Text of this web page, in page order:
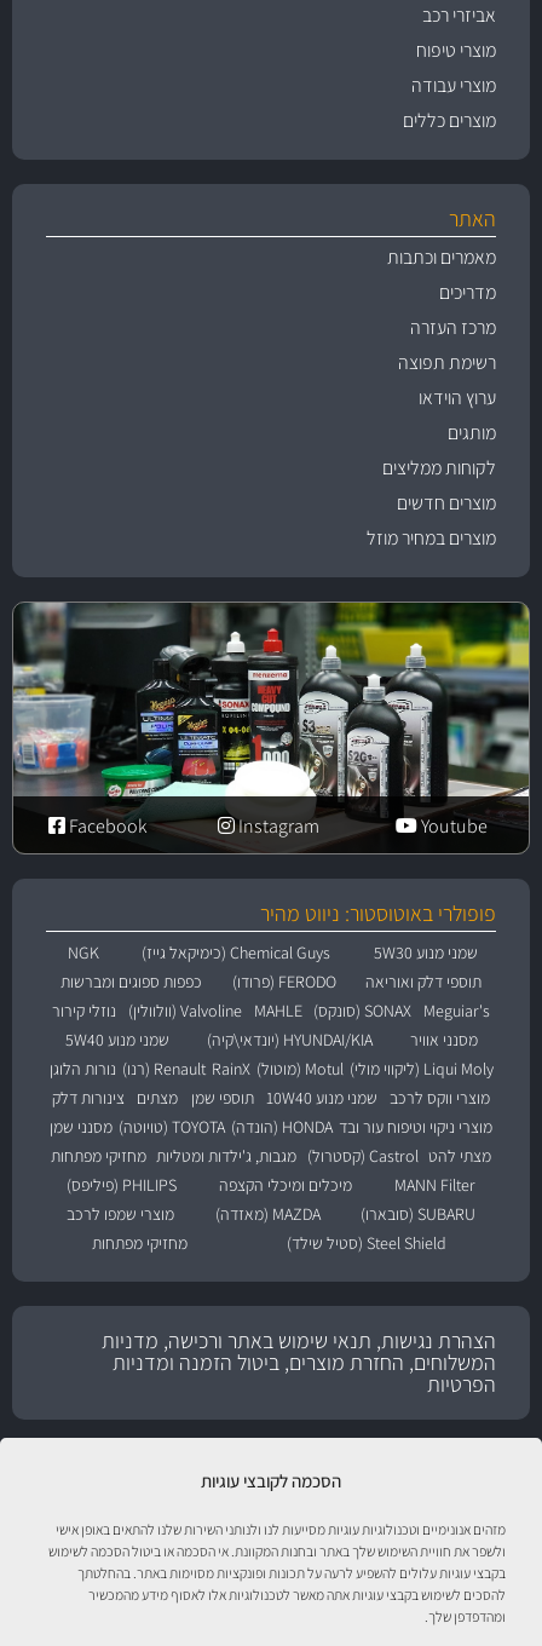
הסכמה לקובצי עוגיות
מזהים אנונימיים וטכנולוגיות עוגיות מסייעות לנו ולנותני השירות שלנו להתאים באופן אישי
ולשפר את חוויית השימוש שלך באתר ובחנות המקוונת. אי הסכמה או ביטול הסכמה לשימוש
בקבצי עוגיות עלולים להשפיע לרעה על תכונות ופונקציות מסוימות באתר. בהחלטתך
להסכים לשימוש בקבצי עוגיות אתה מאשר לטכנולוגיות אלו לאסוף מידע מהמכשיר
ומהדפדפן שלך.
אביזרי רכב
מוצרי טיפוח
מוצרי עבודה
מוצרים כללים
האתר
מאמרים וכתבות
מדריכים
מרכז העזרה
רשימת תפוצה
ערוץ הוידאו
מותגים
לקוחות ממליצים
מוצרים חדשים
מוצרים במחיר מוזל
Youtube
Instagram
Facebook
פופולרי באוטוסטור: ניווט מהיר
שמני מנוע 5W30 Chemical Guys (כימיקאל גייז)
NGK
תוספי דלק ואוריאה
FERODO (פרודו)
כפפות ספוגים ומברשות
Meguiar's
SONAX (סונקס) MAHLE Valvoline (וולוולין)
נוזלי קירור
מסנני אוויר
HYUNDAI/KIA (יונדאי\קיה)
שמני מנוע 5W40
Liqui Moly (ליקווי מולי)
Motul (מוטול) RainX Renault (רנו)
נורות הלוגן
מוצרי ווקס לרכב
שמני מנוע 10W40 תוספי שמן מצתים
צינורות דלק
מוצרי ניקוי וטיפוח עור ובד HONDA (הונדה) TOYOTA (טויוטה)
מסנני שמן
מצתי להט Castrol (קסטרול) מגבות, ג'ילדות ומטליות מחזיקי מפתחות
MANN Filter
מיכלים ומיכלי הקצפה
PHILIPS (פיליפס)
SUBARU (סובארו)
MAZDA (מאזדה)
מוצרי שמפו לרכב
Steel Shield (סטיל שילד)
מחזיקי מפתחות
הצהרת נגישות, תנאי שימוש באתר ורכישה, מדניות
המשלוחים, החזרת מוצרים, ביטול הזמנה ומדניות
הפרטיות